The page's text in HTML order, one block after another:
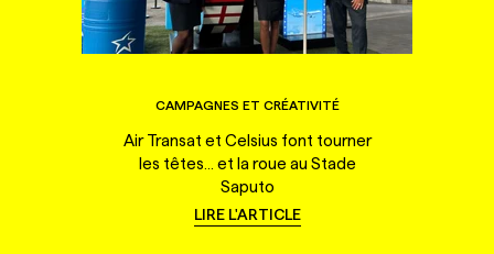
CAMPAGNES ET CRÉATIVITÉ
Air Transat et Celsius font tourner
les têtes... et la roue au Stade
Saputo
LIRE L'ARTICLE